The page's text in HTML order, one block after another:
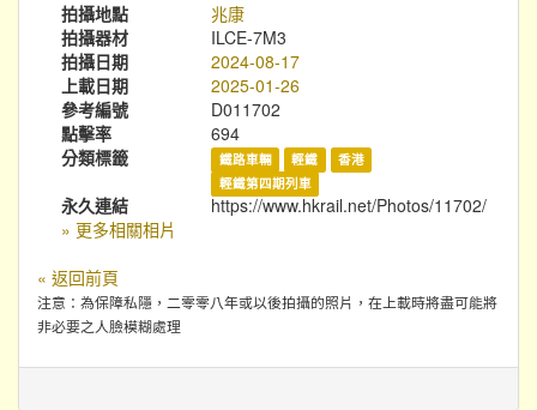
拍攝地點
兆康
拍攝器材
ILCE-7M3
拍攝日期
2024-08-17
上載日期
2025-01-26
參考編號
D011702
點擊率
694
分類標籤
鐵路車輛 輕鐵
香港
輕鐵第四期列車
永久連結
https://www.hkrail.net/Photos/11702/
» 更多相關相片
« 返回前頁
注意：為保障私隱，二零零八年或以後拍攝的照片，在上載時將盡可能將
非必要之人臉模糊處理